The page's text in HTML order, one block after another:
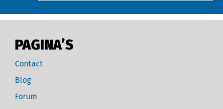
PAGINA’S
Contact
Blog
Forum